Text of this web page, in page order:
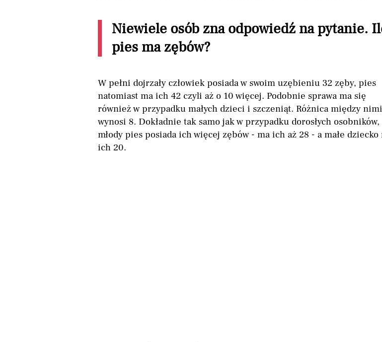
Niewiele osób zna odpowiedź na pytanie.
pies ma zębów?
W pełni dojrzały człowiek posiada w swoim uzębieniu 32 zęby, pies
natomiast ma ich 42 czyli aż o 10 więcej. Podobnie sprawa ma się
również w przypadku małych dzieci i szczeniąt. Różnica między nimi
wynosi 8. Dokładnie tak samo jak w przypadku dorosłych osobników,
młody pies posiada ich więcej zębów - ma ich aż 28 - a małe dziecko
ich 20.